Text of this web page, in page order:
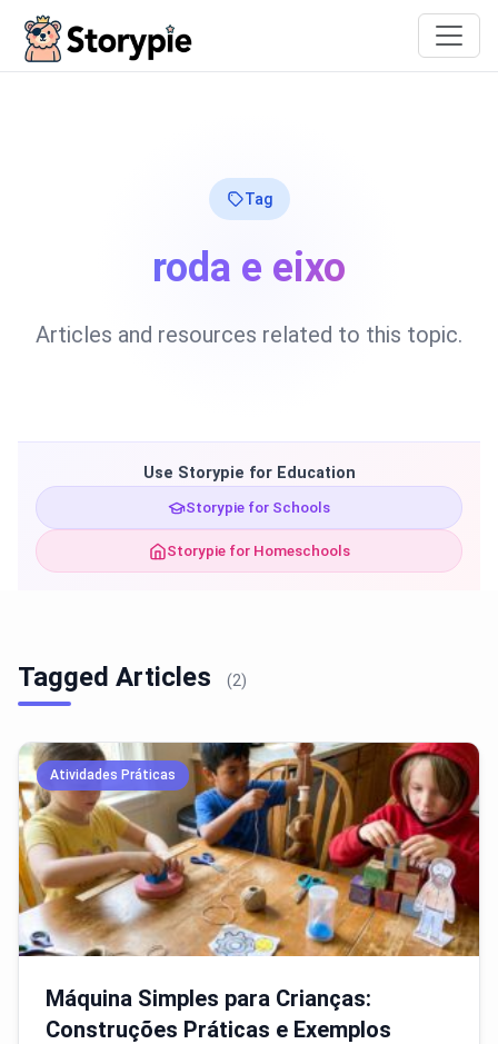
Tag
roda e eixo
Articles and resources related to this topic.
Use Storypie for Education
Storypie for Schools
Storypie for Homeschools
Tagged Articles (2)
Atividades Práticas
Máquina Simples para Crianças:
Construções Práticas e Exemplos